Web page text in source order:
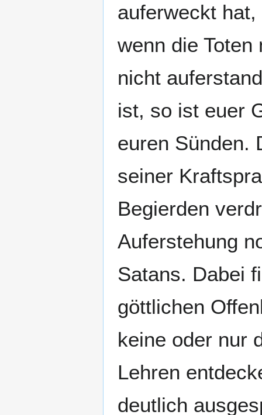
auferweckt
wenn die
nicht
ist, so ist euer
euren Sünden.
seiner
Begierden
Auferstehung
Satans. Dabei
göttlichen
keine oder nur
Lehren
deutlich